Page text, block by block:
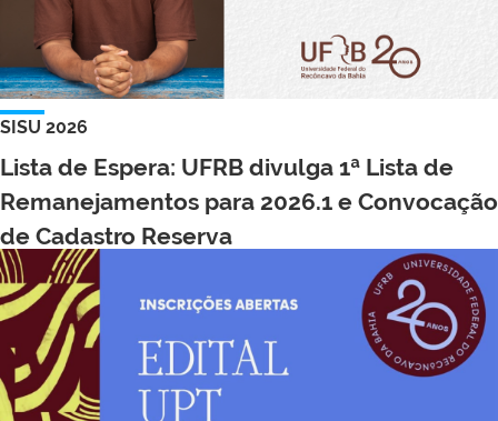
SISU 2026
Lista de Espera: UFRB divulga 1ª Lista de
Remanejamentos para 2026.1 e Convocação
de Cadastro Reserva